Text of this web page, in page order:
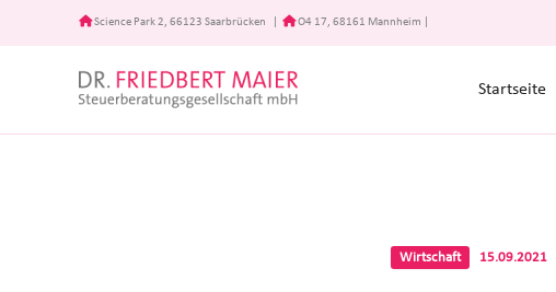
Science Park 2, 66123 Saarbrücken O4 17, 68161 Mannheim
Startseite
Wirtschaft 15.09.2021